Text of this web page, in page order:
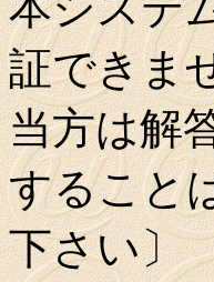
証できま
当方は解
すること
下さい〕